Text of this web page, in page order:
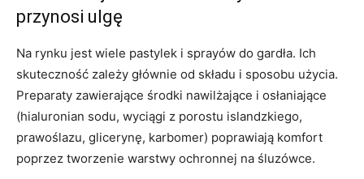
przynosi ulgę
Na rynku jest wiele pastylek i sprayów do gardła. Ich
skuteczność zależy głównie od składu i sposobu użycia.
Preparaty zawierające środki nawilżające i osłaniające
(hialuronian sodu, wyciągi z porostu islandzkiego,
prawoślazu, glicerynę, karbomer) poprawiają komfort
poprzez tworzenie warstwy ochronnej na śluzówce.